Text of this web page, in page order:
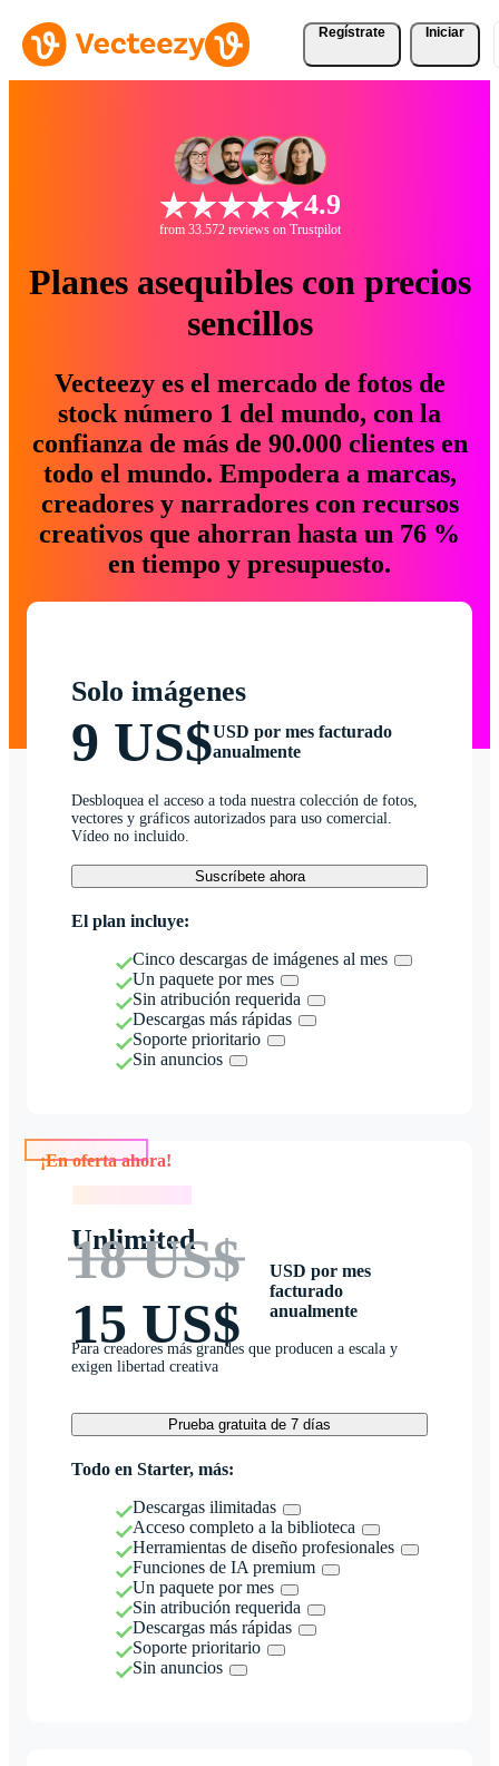
Regístrate Iniciar
4.9
from 33.572 reviews on Trustpilot
Planes asequibles con precios
sencillos
Vecteezy es el mercado de fotos de
stock número 1 del mundo, con la
confianza de más de 90.000 clientes en
todo el mundo. Empodera a marcas,
creadores y narradores con recursos
creativos que ahorran hasta un 76 %
en tiempo y presupuesto.
Solo imágenes
9 US$USD por mes facturado
anualmente
Desbloquea el acceso a toda nuestra colección de fotos,
vectores y gráficos autorizados para uso comercial.
Vídeo no incluido.
Suscríbete ahora
El plan incluye:
Cinco descargas de imágenes al mes
Un paquete por mes
Sin atribución requerida
Descargas más rápidas
Soporte prioritario
Sin anuncios
Unlimited
18 US$
15 US$
USD por mes
facturado
anualmente
Para creadores más grandes que producen a escala y
exigen libertad creativa
Prueba gratuita de 7 días
Todo en Starter, más:
Descargas ilimitadas
Acceso completo a la biblioteca
Herramientas de diseño profesionales
Funciones de IA premium
Un paquete por mes
Sin atribución requerida
Descargas más rápidas
Soporte prioritario
Sin anuncios